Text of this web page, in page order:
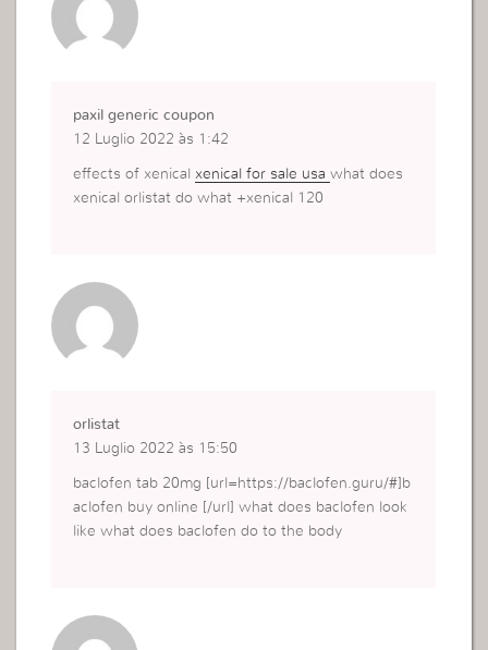
paxil generic coupon
12 Luglio 2022 às 1:42
effects of xenicalxenical for sale usawhat does
xenical orlistat do what +xenical 120
orlistat
13 Luglio 2022 às 15:50
baclofen tab 20mg [url=https://baclofen.guru/#]b
aclofen buy online [/url] what does baclofen look
like what does baclofen do to the body